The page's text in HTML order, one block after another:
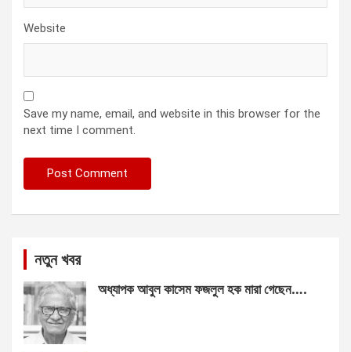
Website
Save my name, email, and website in this browser for the
next time I comment.
নতুন খবর
অধ্যাপক আবুল কাসেম ফজলুল হক মারা গেছেন….